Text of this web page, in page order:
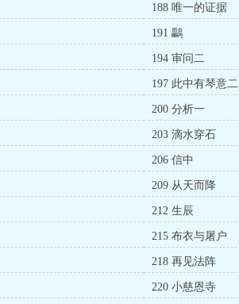
188 唯一的证据
191 鸓
194 审问二
197 此中有琴意二
200 分析一
203 滴水穿石
206 信中
209 从天而降
212 生辰
215 布衣与屠户
218 再见法阵
220 小慈恩寺